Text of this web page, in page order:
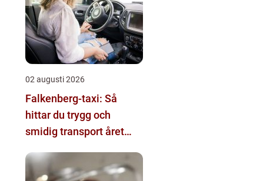
02 augusti 2026
Falkenberg-taxi: Så
hittar du trygg och
smidig transport året